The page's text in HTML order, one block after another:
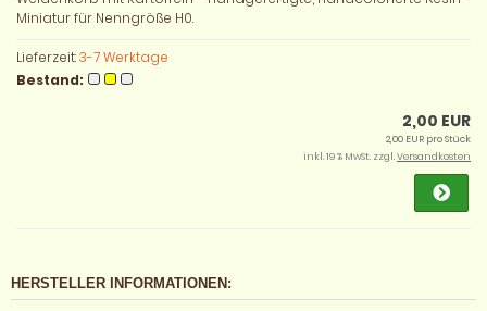
Miniatur für Nenngröße H0.
Lieferzeit:3-7 Werktage
Bestand:
2,00 EUR
2,00 EUR pro Stück
inkl. 19 % MwSt. zzgl.Versandkosten
HERSTELLER INFORMATIONEN: